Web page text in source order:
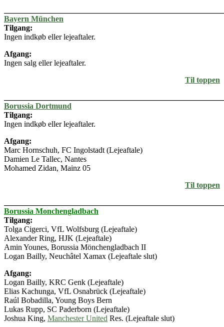
Bayern München
Tilgang:
Ingen indkøb eller lejeaftaler.
Afgang:
Ingen salg eller lejeaftaler.
Til toppen
Borussia Dortmund
Tilgang:
Ingen indkøb eller lejeaftaler.
Afgang:
Marc Hornschuh, FC Ingolstadt (Lejeaftale)
Damien Le Tallec, Nantes
Mohamed Zidan, Mainz 05
Til toppen
Borussia Monchengladbach
Tilgang:
Tolga Cigerci, VfL Wolfsburg (Lejeaftale)
Alexander Ring, HJK (Lejeaftale)
Amin Younes, Borussia Mönchengladbach II
Logan Bailly, Neuchâtel Xamax (Lejeaftale slut)
Afgang:
Logan Bailly, KRC Genk (Lejeaftale)
Elias Kachunga, VfL Osnabrück (Lejeaftale)
Raúl Bobadilla, Young Boys Bern
Lukas Rupp, SC Paderborn (Lejeaftale)
Joshua King, Manchester United Res. (Lejeaftale slut)